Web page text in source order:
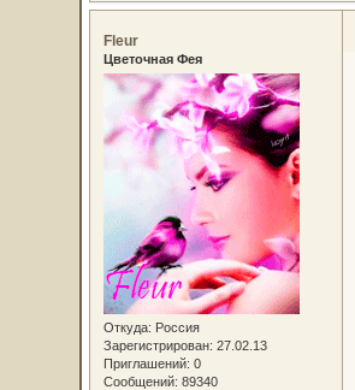
Fleur
Цветочная Фея
Откуда: Россия
Зарегистрирован: 27.02.13
Приглашений: 0
Сообщений: 89340